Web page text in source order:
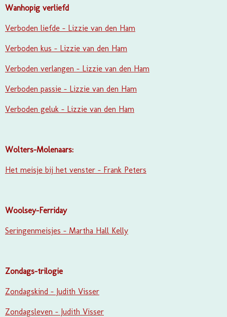
Wanhopig verliefd
Verboden liefde - Lizzie van den Ham
Verboden kus - Lizzie van den Ham
Verboden verlangen - Lizzie van den Ham
Verboden passie - Lizzie van den Ham
Verboden geluk - Lizzie van den Ham
Wolters-Molenaars:
Het meisje bij het venster - Frank Peters
Woolsey-Ferriday
Seringenmeisjes - Martha Hall Kelly
Zondags-trilogie
Zondagskind - Judith Visser
Zondagsleven - Judith Visser